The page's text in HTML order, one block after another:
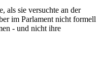
als sie versuchte an der
im Parlament nicht formell
- und nicht ihre